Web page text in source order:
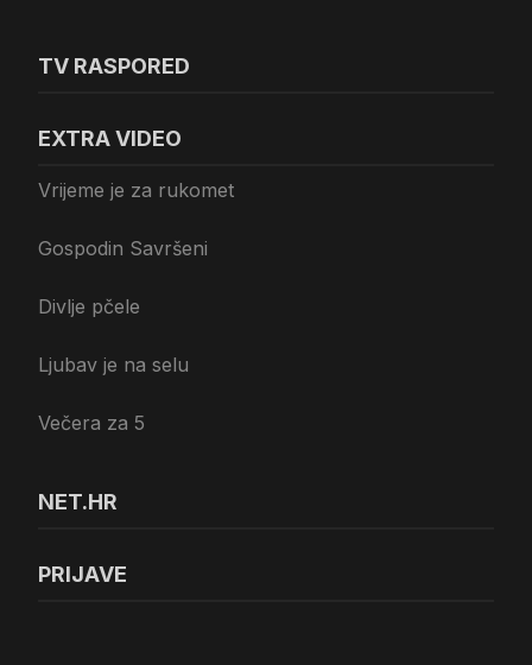
TV RASPORED
EXTRA VIDEO
Vrijeme je za rukomet
Gospodin Savršeni
Divlje pčele
Ljubav je na selu
Večera za 5
NET.HR
PRIJAVE